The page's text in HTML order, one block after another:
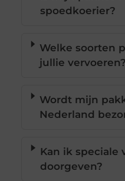
spoedkoerier?
Welke soorten
jullie vervoeren?
Wordt mijn
Nederland
Kan ik speciale
doorgeven?